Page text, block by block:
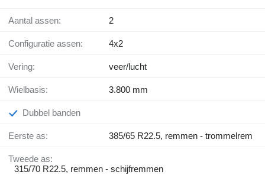
Aantal assen: 2
Configuratie assen: 4x2
Vering: veer/lucht
Wielbasis: 3.800 mm
Dubbel banden
Eerste as: 385/65 R22.5, remmen - trommelrem
Tweede as:
315/70 R22.5, remmen - schijfremmen